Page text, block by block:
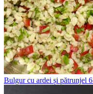
Bulgur cu ardei și pătrunjel 6